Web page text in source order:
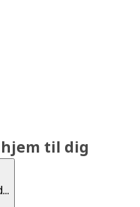
5 Stjerner. Anmeldelser i
hjem til dig